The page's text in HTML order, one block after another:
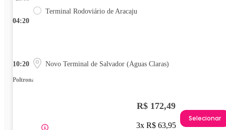
04:20
Terminal Rodoviário de Aracaju
10:20 Novo Terminal de Salvador (Águas Claras)
Poltrona
R$ 172,49
3x R$ 63,95
Selecionar